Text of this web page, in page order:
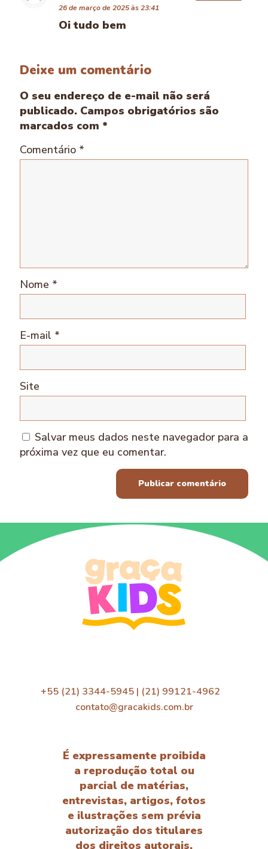
26 de março de 2025 às 23:41
Oi tudo bem
Deixe um comentário
O seu endereço de e-mail não será
publicado. Campos obrigatórios são
marcados com *
Comentário *
Nome *
E-mail *
Site
Salvar meus dados neste navegador para a
próxima vez que eu comentar.
+55 (21) 3344-5945 | (21) 99121-4962
contato@gracakids.com.br
É expressamente proibida
a reprodução total ou
parcial de matérias,
entrevistas, artigos, fotos
e ilustrações sem prévia
autorização dos titulares
dos direitos autorais.